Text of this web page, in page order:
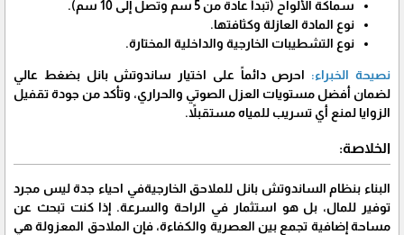
​سماكة الألواح (تبدأ عادة من 5 سم وتصل إلى 10 سم).
​نوع المادة العازلة وكثافتها.
​نوع التشطيبات الخارجية والداخلية المختارة.
​نصيحة الخبراء: احرص دائماً على اختيار ساندوتش بانل بضغط عالي
لضمان أفضل مستويات العزل الصوتي والحراري، وتأكد من جودة تقفيل
الزوايا لمنع أي تسريب للمياه مستقبلاً.
​الخلاصة:
​البناء بنظام الساندوتش بانل للملاحق الخارجيةفي احياء جدة ليس مجرد
توفير للمال، بل هو استثمار في الراحة والسرعة. إذا كنت تبحث عن
مساحة إضافية تجمع بين العصرية والكفاءة، فإن الملاحق المعزولة هي